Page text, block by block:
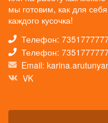
мы готовим, как для
каждого кусочка!
Телефон:
Телефон:
Email:
VK